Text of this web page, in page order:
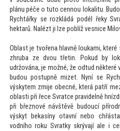
plánu péče o tuto cennou lokalitu.
Rychtářky se rozkládá podél řeky
hektarů. Nalézt ji lze poblíž vesnice
Oblast je tvořena hlavně loukami,
zhruba ze dvou třetin. Pokud by
udržována, je možné, že odtud
budou postupně mizet. Nyní se
výskytem zmije obecné, která patří
oblasti při řece Svratce pravidelně
při březnové návštěvě budoucí
výskyt bekasíny otavní nebo
vodního roku Svratky skrývají ale i